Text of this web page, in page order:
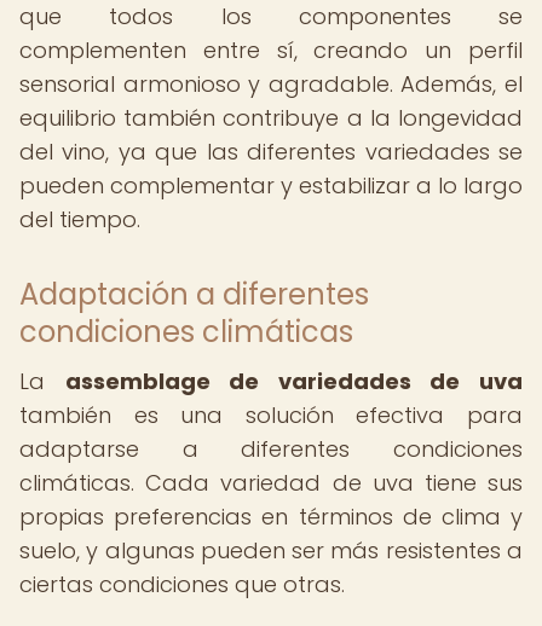
que todos los componentes se
complementen entre sí, creando un perfil
sensorial armonioso y agradable. Además, el
equilibrio también contribuye a la longevidad
del vino, ya que las diferentes variedades se
pueden complementar y estabilizar a lo largo
del tiempo.
Adaptación a diferentes
condiciones climáticas
La assemblage de variedades de uva
también es una solución efectiva para
adaptarse a diferentes condiciones
climáticas. Cada variedad de uva tiene sus
propias preferencias en términos de clima y
suelo, y algunas pueden ser más resistentes a
ciertas condiciones que otras.